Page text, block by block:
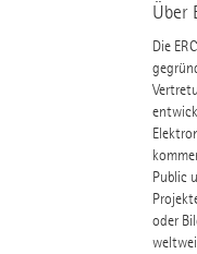
Über
Die
Public
oder